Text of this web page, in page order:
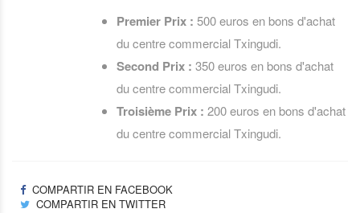
Premier Prix : 500 euros en bons d'achat
du centre commercial Txingudi.
Second Prix : 350 euros en bons d'achat
du centre commercial Txingudi.
Troisième Prix : 200 euros en bons d'achat
du centre commercial Txingudi.
COMPARTIR EN FACEBOOK
COMPARTIR EN TWITTER